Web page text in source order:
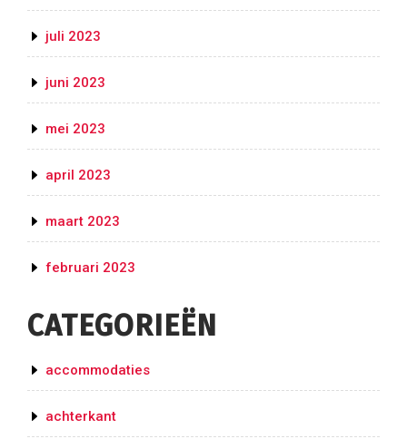
juli 2023
juni 2023
mei 2023
april 2023
maart 2023
februari 2023
CATEGORIEËN
accommodaties
achterkant